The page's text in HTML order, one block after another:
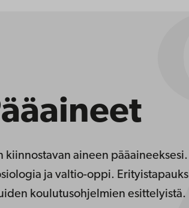
aineen
ja valtio-oppi.
koulutusohjelmien esittelyistä.